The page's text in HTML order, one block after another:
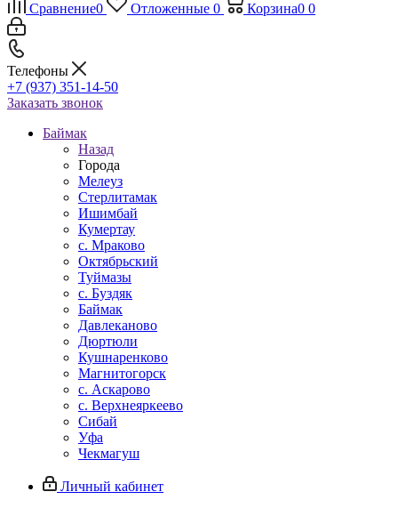
Сравнение0 Отложенные 0 Корзина0 0
Телефоны
+7 (937) 351-14-50
Заказать звонок
Баймак
Назад
Города
Мелеуз
Стерлитамак
Ишимбай
Кумертау
c. Мраково
Октябрьский
Туймазы
c. Буздяк
Баймак
Давлеканово
Дюртюли
Кушнаренково
Магнитогорск
с. Аскарово
с. Верхнеяркеево
Сибай
Уфа
Чекмагуш
Личный кабинет